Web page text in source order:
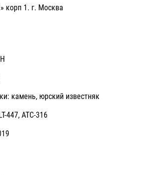
камень, юрский известняк
447, АТС-316